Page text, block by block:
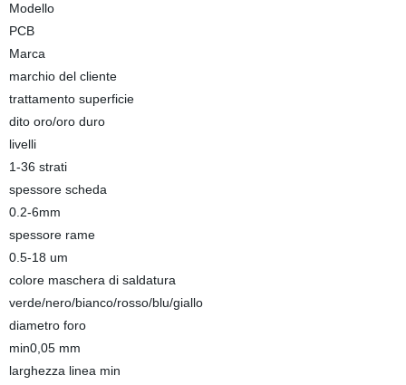
Modello
PCB
Marca
marchio del cliente
trattamento superficie
dito oro/oro duro
livelli
1-36 strati
spessore scheda
0.2-6mm
spessore rame
0.5-18 um
colore maschera di saldatura
verde/nero/bianco/rosso/blu/giallo
diametro foro
min0,05 mm
larghezza linea min